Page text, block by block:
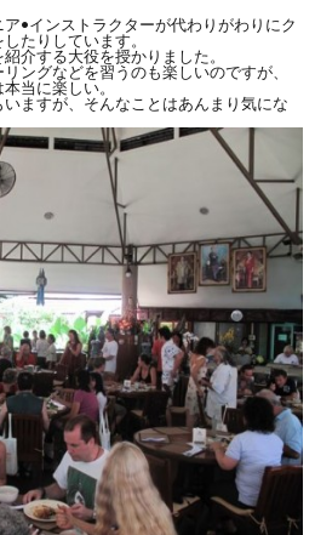
•インストラクターが代わりがわりにク
たりしています。
介する大役を授かりました。
ングなどを習うのも楽しいのですが、
当に楽しい。
ますが、そんなことはあんまり気にな